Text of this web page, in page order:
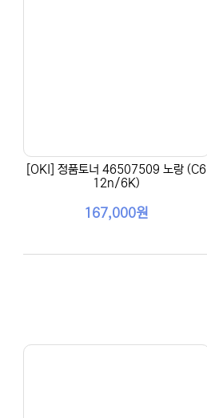
[OKI] 정품토너 46507509 노랑 (C6
12n/6K)
167,000원